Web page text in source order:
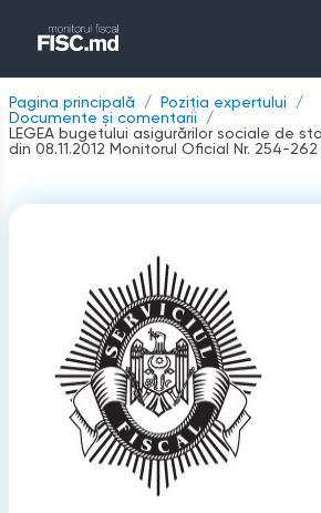
Pagina principală
Poziția expertului
Documente și comentarii
LEGEA bugetului asigurărilor sociale de
din 08.11.2012 Monitorul Oficial Nr. 254-262